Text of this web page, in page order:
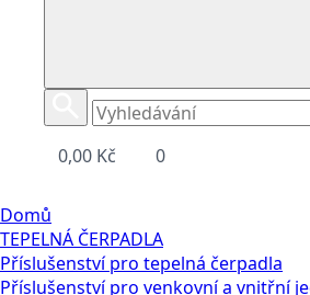
0,00 Kč 0
Domů
TEPELNÁ ČERPADLA
Příslušenství pro tepelná čerpadla
Příslušenství pro venkovní a vnitřní